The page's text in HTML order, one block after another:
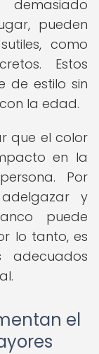
pueden
como
Estos
de estilo sin
la edad.
que el color
en la
Por
y
puede
lo tanto, es
adecuados
el